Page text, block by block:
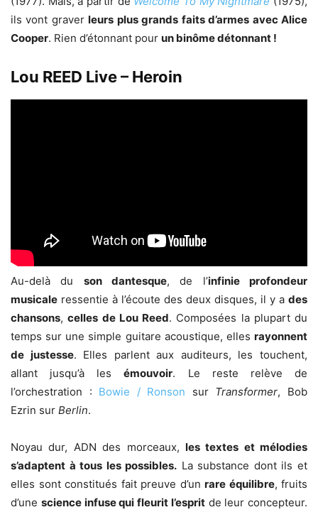
ils vont graverleurs plus grands faits d’armes avec Alice
Cooper. Rien d’étonnant pour un binôme détonnant !
Lou REED Live – Heroin
Au-delà du son dantesque, de l’infinie profondeur
musicale ressentie à l’écoute des deux disques, il y a des
chansons,celles de Lou Reed. Composées la plupart du
temps sur une simple guitare acoustique, elles rayonnent
de justesse. Elles parlent aux auditeurs, les touchent,
allant jusqu’à lesémouvoir. Le reste relève de
l’orchestration : Bowie / Ronson surTransformer, Bob
Ezrin sur Berlin.
Noyau dur, ADN des morceaux, les textes et mélodies
s’adaptent à tous les possibles. La substance dont ils et
elles sont constitués fait preuve d’un rare équilibre, fruits
d’une science infuse qui fleurit l’espritde leur concepteur.